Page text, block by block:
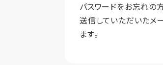
パスワードをお忘れの
送信していただいたメ
ます。